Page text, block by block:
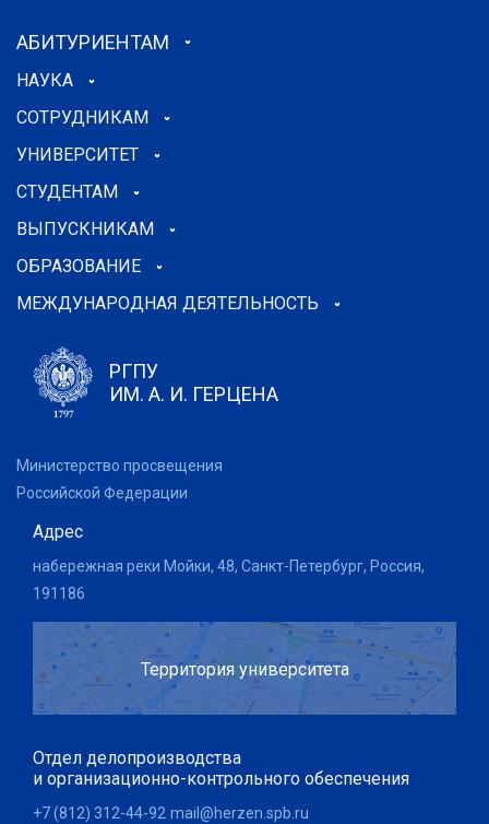
АБИТУРИЕНТАМ
НАУКА
СОТРУДНИКАМ
УНИВЕРСИТЕТ
СТУДЕНТАМ
ВЫПУСКНИКАМ
ОБРАЗОВАНИЕ
МЕЖДУНАРОДНАЯ ДЕЯТЕЛЬНОСТЬ
РГПУ
ИМ. А. И. ГЕРЦЕНА
Министерство просвещения
Российской Федерации
Адрес
набережная реки Мойки, 48, Санкт-Петербург, Россия,
191186
Территория университета
Отдел делопроизводства
и организационно-контрольного обеспечения
+7 (812) 312-44-92 mail@herzen.spb.ru